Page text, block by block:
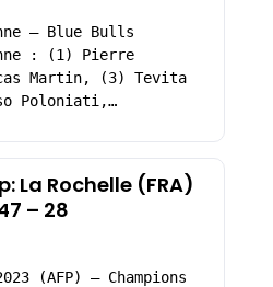
– Blue Bulls
: (1) Pierre
Martin, (3) Tevita
Poloniati,…
La Rochelle (FRA)
– 28
(AFP) – Champions